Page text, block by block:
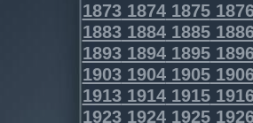
187318741875
188318841885
189318941895
190319041905
191319141915
192319241925